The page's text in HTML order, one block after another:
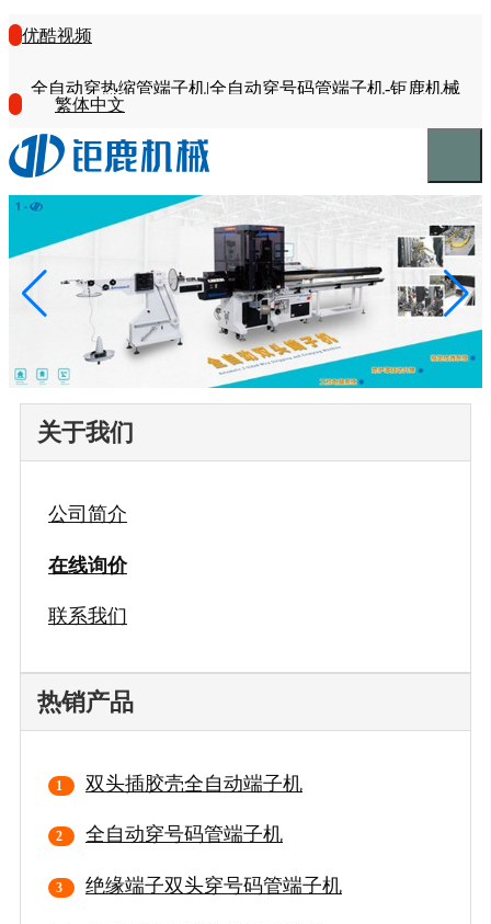
优酷视频
全自动穿热缩管端子机|全自动穿号码管端子机-钜鹿机械
繁体中文
关于我们
公司简介
在线询价
联系我们
热销产品
双头插胶壳全自动端子机
全自动穿号码管端子机
绝缘端子双头穿号码管端子机